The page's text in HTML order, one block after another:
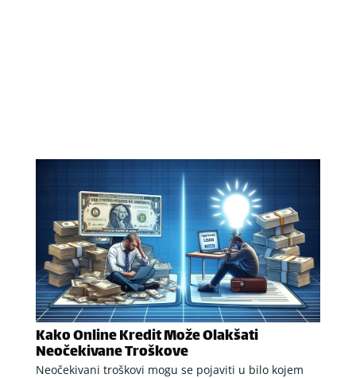
Kako Online Kredit Može Olakšati
Neočekivane Troškove
Neočekivani troškovi mogu se pojaviti u bilo kojem